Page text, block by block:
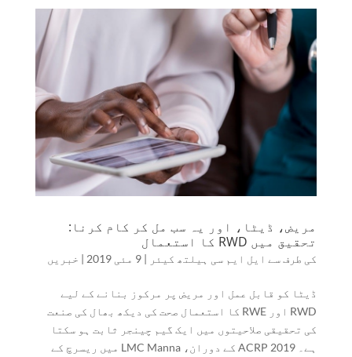
مریض، ڈیٹا، اور یہ سب مل کر کام کرنا:
تحقیق میں RWD کا استعمال
کی طرف سے ایل ایم سی ہیلتھ کیئر | 9 مئی 2019 | خبریں
ڈیٹا کو قابل عمل اور مریض پر مرکوز بنانے کے لیے
RWD اور RWE کا استعمال صحت کی دیکھ بھال کی صنعت
کی تحقیقی صلاحیتوں میں ایک گیم چینجر ثابت ہو سکتا
ہے۔ ACRP 2019 کے دوران، LMC Manna میں ریسرچ کے